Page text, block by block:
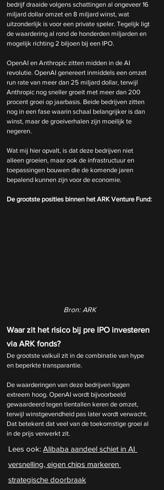
bedrijf draaide volgens schattingen al ongeveer 16
miljard dollar omzet en 8 miljard winst, wat
uitzonderlijk is voor een private speler. Tegelijk ligt
de waardering al rond de honderden miljarden en
mogelijk richting 2 biljoen bij een IPO.
OpenAI en Anthropic zitten midden in de AI
revolutie. OpenAI genereert inmiddels een omzet
run rate van meer dan 25 miljard dollar, terwijl
Anthropic nog sneller groeit met meer dan 200
procent groei op jaarbasis. Beide bedrijven zitten
nog in een fase waarin schaal belangrijker is dan
winst, maar de groeiverhalen zijn moeilijk te
negeren.
Wat mij hier opvalt, is dat deze bedrijven niet
alleen groeien, maar ook de infrastructuur en
toepassingen bouwen die de komende jaren
bepalend kunnen zijn voor de economie.
De grootste posities binnen het ARK Venture Fund:
Bron: ARK
Waar zit het risico bij pre IPO investeren
via ARK fonds?
De grootste valkuil zit in de combinatie van hype
en beperkte transparantie.
De waarderingen van deze bedrijven liggen
extreem hoog. OpenAI wordt bijvoorbeeld
gewaardeerd tegen tientallen keren de omzet,
terwijl winstgevendheid pas later wordt verwacht.
Dat betekent dat veel van de toekomstige groei al
in de prijs verwerkt zit.
Lees ook: Alibaba aandeel schiet in AI
versnelling, eigen chips markeren
strategische doorbraak